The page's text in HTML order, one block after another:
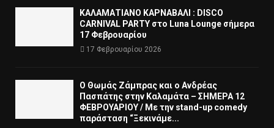
ΚΑΛΑΜΑΤΙΑΝΟ ΚΑΡΝΑΒΑΛΙ : DISCO
CARNIVAL PARTY στο Luna Lounge σήμερα
17 Φεβρουαρίου
17 Φεβρουαρίου 2026
Ο Θωμάς Ζάμπρας και ο Ανδρέας
Πασπάτης στην Καλαμάτα – ΣΗΜΕΡΑ 12
ΦΕΒΡΟΥΑΡΙΟΥ / Με την stand-up comedy
παράσταση “Ξεκινάμε...